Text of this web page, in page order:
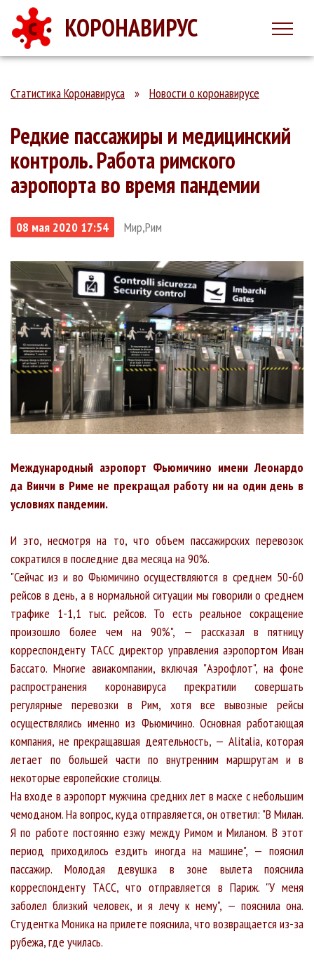
КОРОНАВИРУС
Статистика Коронавируса » Новости о коронавирусе
Редкие пассажиры и медицинский
контроль. Работа римского
аэропорта во время пандемии
08 мая 2020 17:54 Мир,Рим
Международный аэропорт Фьюмичино имени Леонардо
да Винчи в Риме не прекращал работу ни на один день в
условиях пандемии.
И это, несмотря на то, что объем пассажирских перевозок
сократился в последние два месяца на 90%.
"Сейчас из и во Фьюмичино осуществляются в среднем 50-60
рейсов в день, а в нормальной ситуации мы говорили о среднем
трафике 1-1,1 тыс. рейсов. То есть реальное сокращение
произошло более чем на 90%", — рассказал в пятницу
корреспонденту ТАСС директор управления аэропортом Иван
Бассато. Многие авиакомпании, включая "Аэрофлот", на фоне
распространения коронавируса прекратили совершать
регулярные перевозки в Рим, хотя все вывозные рейсы
осуществлялись именно из Фьюмичино. Основная работающая
компания, не прекращавшая деятельность, — Alitalia, которая
летает по большей части по внутренним маршрутам и в
некоторые европейские столицы.
На входе в аэропорт мужчина средних лет в маске с небольшим
чемоданом. На вопрос, куда отправляется, он ответил: "В Милан.
Я по работе постоянно езжу между Римом и Миланом. В этот
период приходилось ездить иногда на машине", — пояснил
пассажир. Молодая девушка в зоне вылета пояснила
корреспонденту ТАСС, что отправляется в Париж. "У меня
заболел близкий человек, и я лечу к нему", — пояснила она.
Студентка Моника на прилете пояснила, что возвращается из-за
рубежа, где училась.